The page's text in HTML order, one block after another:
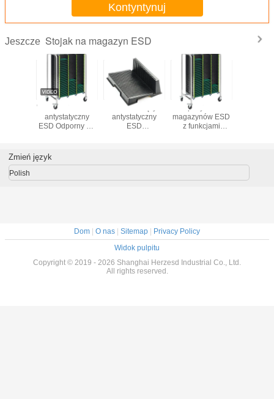
Kontyntynuj
Jeszcze Stojak na magazyn ESD
Wózek na kółkach
antystatyczny
ESD Odporny na
dla przemysłu
montażowego
Przewodzący
antystatyczny
ESD
PCB Circulation
Repozytorium
magazynów ESD
z funkcjami
chemiczne do
Zmień język
Polish
Dom O nas Sitemap
Privacy Policy
Widok pulpitu
Copyright © 2019 - 2026 Shanghai Herzesd Industrial Co., Ltd.
All rights reserved.